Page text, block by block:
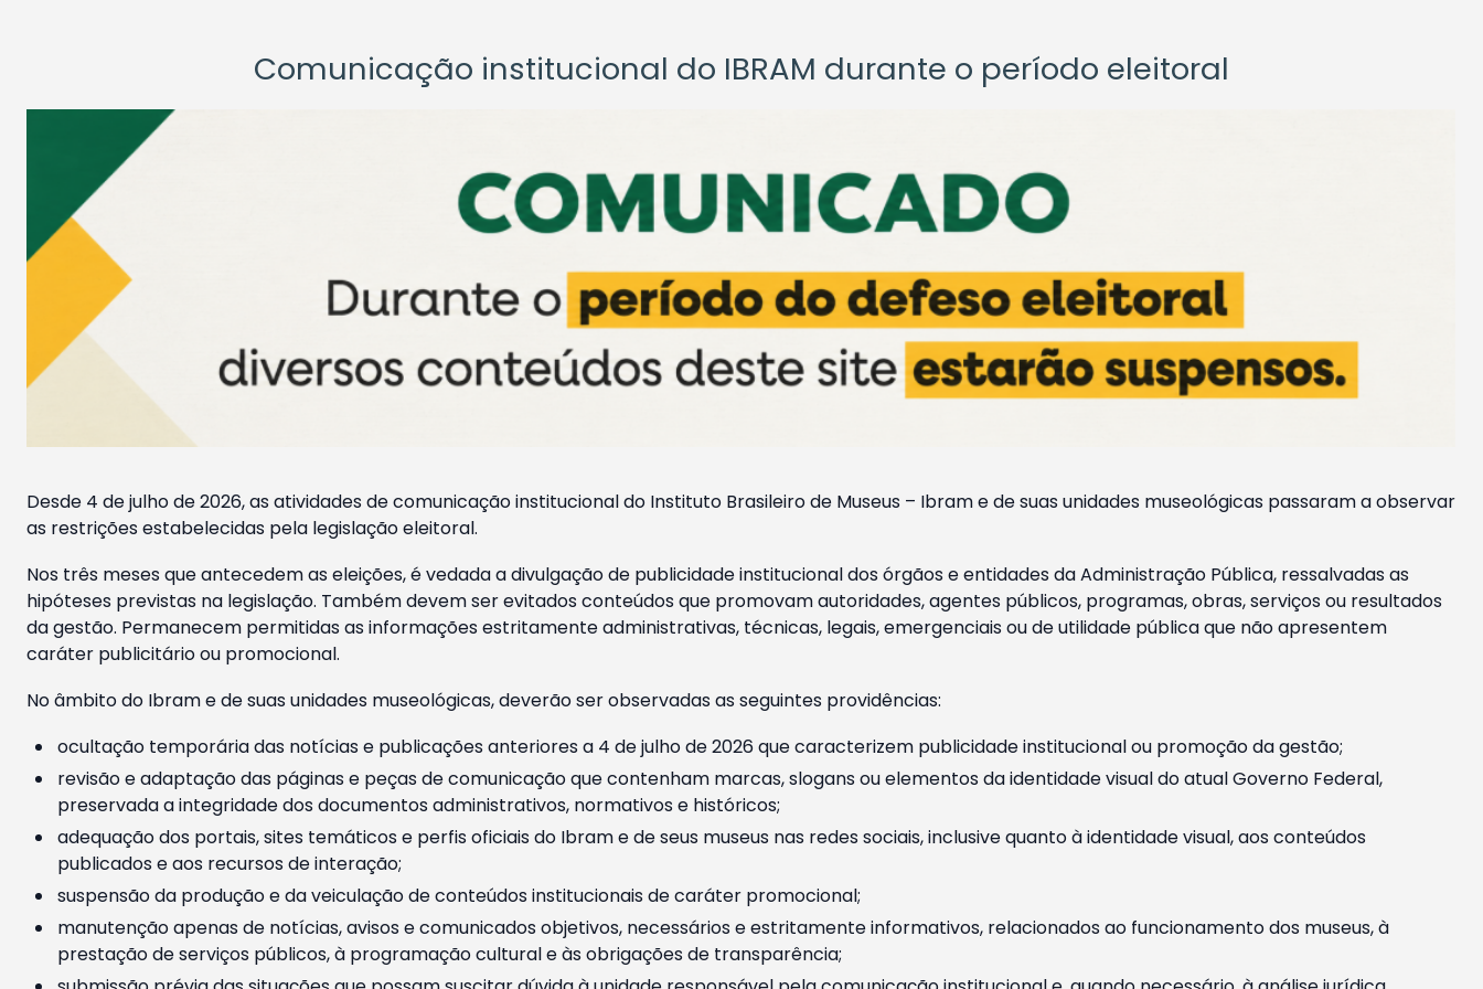
Comunicação institucional do IBRAM durante o período eleitoral
Desde 4 de julho de 2026, as atividades de comunicação institucional do Instituto Brasileiro de Museus – Ibram e de suas unidades museológicas passaram a observar
as restrições estabelecidas pela legislação eleitoral.
Nos três meses que antecedem as eleições, é vedada a divulgação de publicidade institucional dos órgãos e entidades da Administração Pública, ressalvadas as
hipóteses previstas na legislação. Também devem ser evitados conteúdos que promovam autoridades, agentes públicos, programas, obras, serviços ou resultados
da gestão. Permanecem permitidas as informações estritamente administrativas, técnicas, legais, emergenciais ou de utilidade pública que não apresentem
caráter publicitário ou promocional.
No âmbito do Ibram e de suas unidades museológicas, deverão ser observadas as seguintes providências:
ocultação temporária das notícias e publicações anteriores a 4 de julho de 2026 que caracterizem publicidade institucional ou promoção da gestão;
revisão e adaptação das páginas e peças de comunicação que contenham marcas, slogans ou elementos da identidade visual do atual Governo Federal,
preservada a integridade dos documentos administrativos, normativos e históricos;
adequação dos portais, sites temáticos e perfis oficiais do Ibram e de seus museus nas redes sociais, inclusive quanto à identidade visual, aos conteúdos
publicados e aos recursos de interação;
suspensão da produção e da veiculação de conteúdos institucionais de caráter promocional;
manutenção apenas de notícias, avisos e comunicados objetivos, necessários e estritamente informativos, relacionados ao funcionamento dos museus, à
prestação de serviços públicos, à programação cultural e às obrigações de transparência;